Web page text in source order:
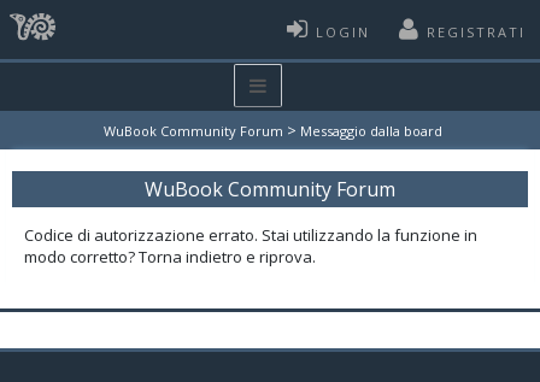
LOGIN REGISTRATI
WuBook Community Forum > Messaggio dalla board
WuBook Community Forum
Codice di autorizzazione errato. Stai utilizzando la funzione in
modo corretto? Torna indietro e riprova.